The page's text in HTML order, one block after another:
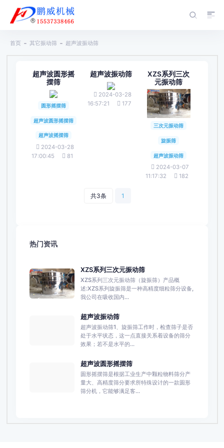
首页 其它振动筛 超声波振动筛
超声波圆形摇
摆筛
圆形摇摆筛
超声波圆形摇摆筛
超声波摇摆筛
2024-03-28
17:00:45
81
超声波振动筛
2024-03-28
16:57:21
177
XZS系列三次
元振动筛
三次元振动筛
旋振筛
超声波振动筛
2024-03-07
11:17:32
182
共3条 1
热门资讯
XZS系列三次元振动筛
XZS系列三次元振动筛（旋振筛）产品概
述:XZS系列旋振筛是一种高精度细粒筛分设备,
我公司在吸收国内...
超声波振动筛
超声波振动筛1、旋振筛工作时，检查筛子是否
处于水平状态，这一点直接关系着设备的筛分
效果；若不是水平的...
超声波圆形摇摆筛
圆形摇摆筛是根据工业生产中颗粒物料筛分产
量大、高精度筛分要求所特殊设计的一款圆形
筛分机，它能够满足客...